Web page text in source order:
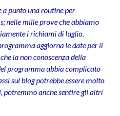
punto una routine per
nelle mille prove che abbiamo
i richiami di luglio,
aggiorna le date per il
la non conoscenza della
programma abbia complicato
sul blog potrebbe essere molto
anche sentire gli altri